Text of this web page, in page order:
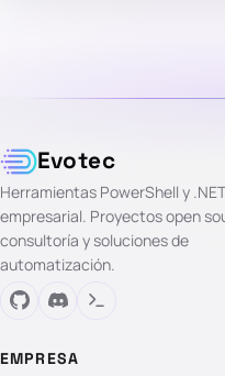
Evotec
Herramientas PowerShell y
empresarial. Proyectos open
consultoría y soluciones de
automatización.
EMPRESA